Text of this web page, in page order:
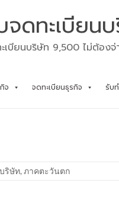
จดทะเบียน
เบียนบริษัท 9,500 ไม่ต้อง
จ จดทะเบียนธุรกิจ รับ
ริษัท, ภาคตะวันตก